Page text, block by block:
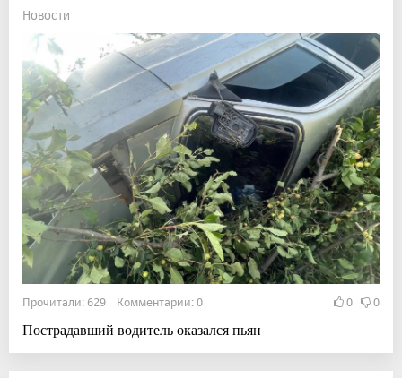
Новости
Прочитали: 629 Комментарии: 0 0 0
Пострадавший водитель оказался пьян